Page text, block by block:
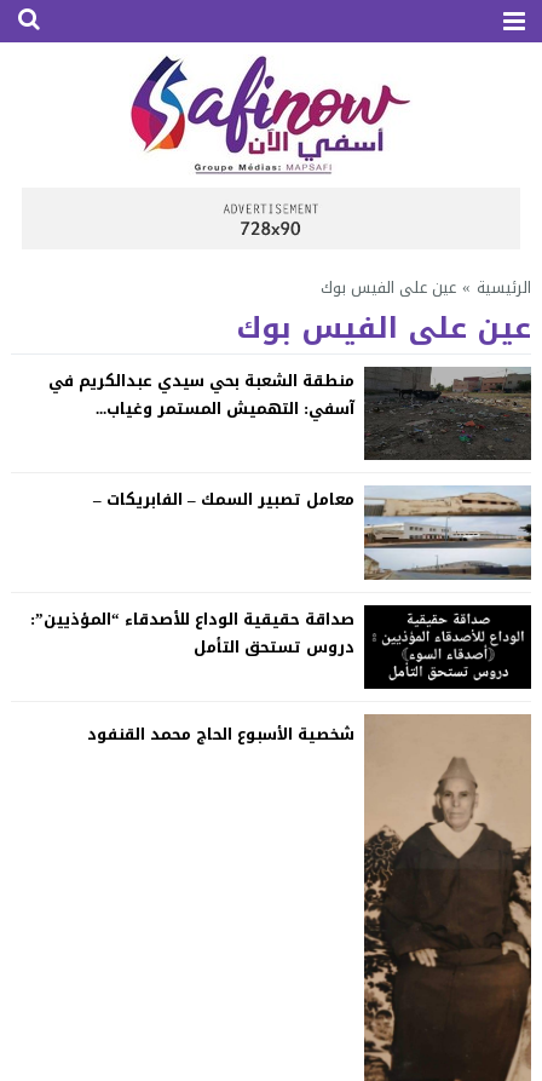
الرئيسية » عين على الفيس بوك
عين على الفيس بوك
منطقة الشعبة بحي سيدي عبدالكريم في
آسفي: التهميش المستمر وغياب...
معامل تصبير السمك – الفابريكات –
صداقة حقيقية الوداع للأصدقاء “المؤذيين”:
دروس تستحق التأمل
شخصية الأسبوع الحاج محمد القنفود